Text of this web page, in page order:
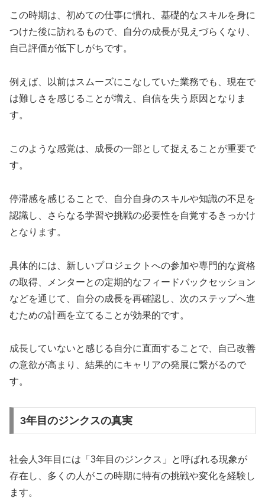
この時期は、初めての仕事に慣れ、基礎的なスキルを身に
つけた後に訪れるもので、自分の成長が見えづらくなり、
自己評価が低下しがちです。
例えば、以前はスムーズにこなしていた業務でも、現在で
は難しさを感じることが増え、自信を失う原因となりま
す。
このような感覚は、成長の一部として捉えることが重要で
す。
停滞感を感じることで、自分自身のスキルや知識の不足を
認識し、さらなる学習や挑戦の必要性を自覚するきっかけ
となります。
具体的には、新しいプロジェクトへの参加や専門的な資格
の取得、メンターとの定期的なフィードバックセッション
などを通じて、自分の成長を再確認し、次のステップへ進
むための計画を立てることが効果的です。
成長していないと感じる自分に直面することで、自己改善
の意欲が高まり、結果的にキャリアの発展に繋がるので
す。
3年目のジンクスの真実
社会人3年目には「3年目のジンクス」と呼ばれる現象が
存在し、多くの人がこの時期に特有の挑戦や変化を経験し
ます。